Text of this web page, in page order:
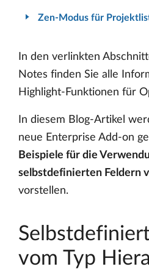
Zen-Modus für
In den verlinkten
Notes finden Sie alle
Highlight-Funktionen für
In diesem Blog-Artikel
neue Enterprise Add-on
Beispiele für die
selbstdefinierten Feldern
vorstellen.
vom Typ